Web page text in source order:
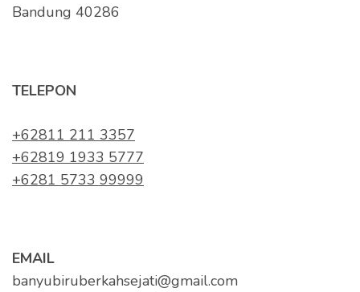
Bandung 40286
TELEPON
+62811 211 3357
+62819 1933 5777
+6281 5733 99999
EMAIL
banyubiruberkahsejati@gmail.com